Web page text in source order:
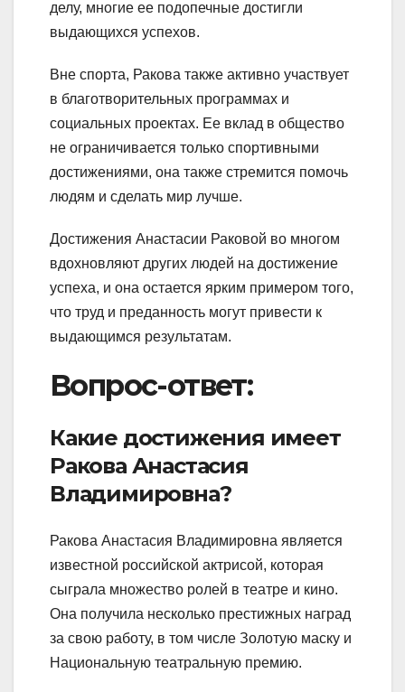
делу, многие ее подопечные достигли
выдающихся успехов.
Вне спорта, Ракова также активно участвует
в благотворительных программах и
социальных проектах. Ее вклад в общество
не ограничивается только спортивными
достижениями, она также стремится помочь
людям и сделать мир лучше.
Достижения Анастасии Раковой во многом
вдохновляют других людей на достижение
успеха, и она остается ярким примером того,
что труд и преданность могут привести к
выдающимся результатам.
Вопрос-ответ:
Какие достижения имеет
Ракова Анастасия
Владимировна?
Ракова Анастасия Владимировна является
известной российской актрисой, которая
сыграла множество ролей в театре и кино.
Она получила несколько престижных наград
за свою работу, в том числе Золотую маску и
Национальную театральную премию.